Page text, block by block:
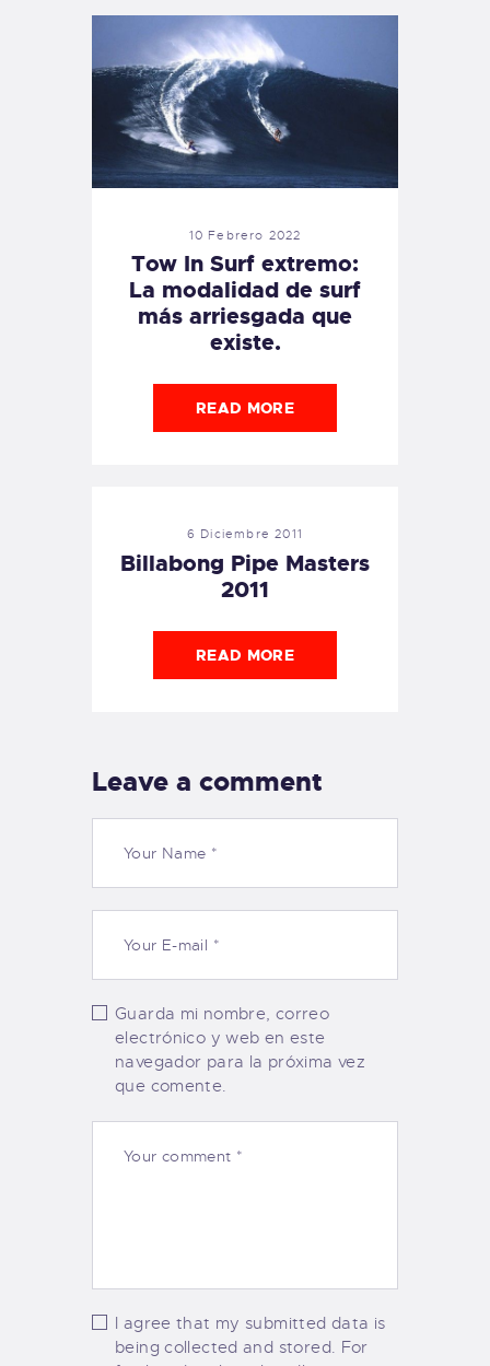
10 Febrero 2022
Tow In Surf extremo:
La modalidad de surf
más arriesgada que
existe.
READ MORE
6 Diciembre 2011
Billabong Pipe Masters
2011
READ MORE
Leave a comment
Guarda mi nombre, correo
electrónico y web en este
navegador para la próxima vez
que comente.
I agree that my submitted data is
being collected and stored. For